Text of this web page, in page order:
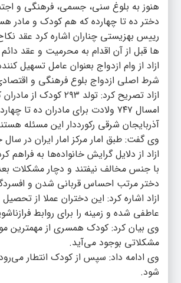
دختر ده تا چهارده که هم کودک و مادر هستند ۳۲ درصد افزایش یافته و حدود ۴۵۵۲۲ دختر ۱۵ تا ۱۹
ها قبل از آن اقدام به محرمیت و عقد دائم نموده وتا
ازاد از وام ازدواج بعنوان عامل تسهیل
شرط اصلی ازدواج بلوع فرهنگی و
امسال ۷۴۷ ولادت برای مادران
آذربایجان شرقی رکورددار این مسئله
وی گفت: طبق امار مرکز امار ایران در سال جاری ۱۷۳ کودک مطلقه بین ۱۰ تا ۱۴ سال و ۳۰۴۴ کودومطلقه ۱۵ تا ۱۹
ازاد از دلایل گرایش خانواده‌ها به
با جنس مخالف نیفتند و دچار مشکلات
دختر مرتب احساس قربانی شدن و
ازاد اشاره کرد: این دختران عملا از
عاطفی شده و زمینه را برای روابط
مشکلاتی بوجود می‌آید.
وی ادامه داد: سپس از کودک انتطار
شود.